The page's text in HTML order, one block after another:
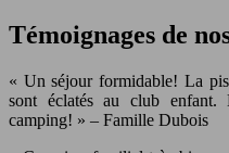
Témoignages de
« Un séjour formidable! La
sont éclatés au club enfant.
camping! » – Famille Dubois